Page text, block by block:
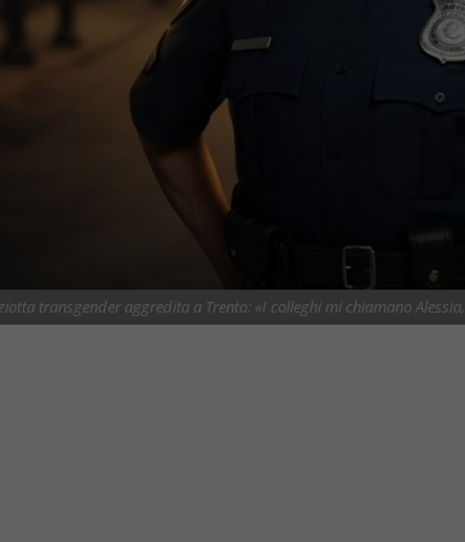
transgender aggredita a Trento: «I colleghi mi chiamano